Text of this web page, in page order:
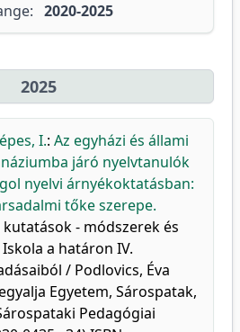
2020-2025
2025
I.: Az egyházi és állami
járó nyelvtanulók
nyelvi árnyékoktatásban:
tőke szerepe.
- módszerek és
a határon IV.
/ Podlovics, Éva
Egyetem, Sárospatak,
Pedagógiai